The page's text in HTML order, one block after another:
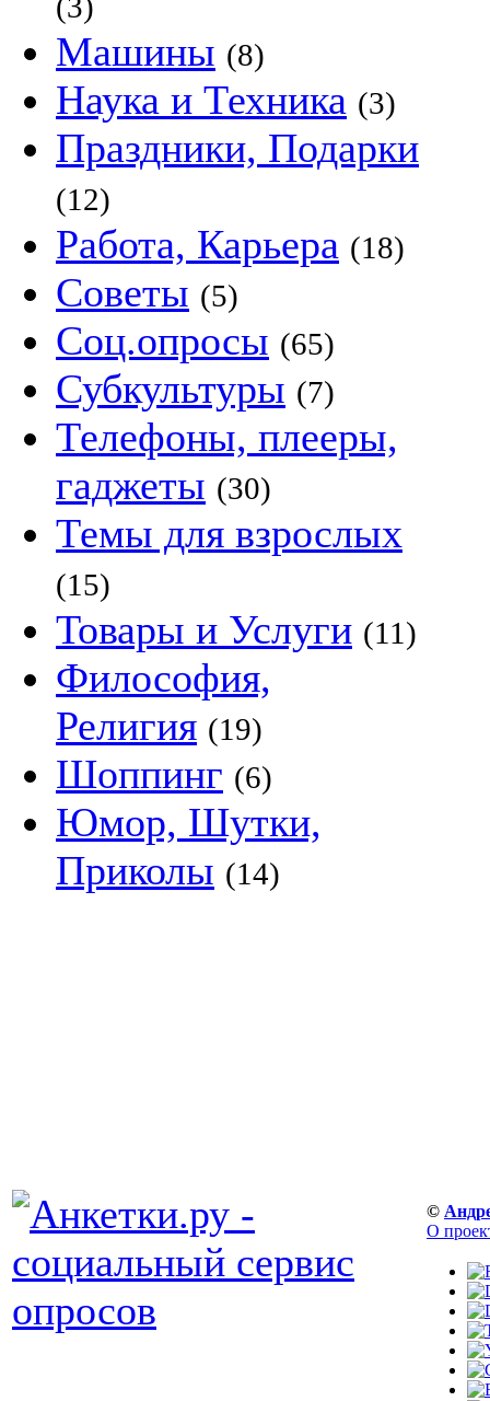
Машины (8)
Наука и Техника (3)
Праздники, Подарки
(12)
Работа, Карьера (18)
Советы (5)
Соц.опросы (65)
Субкультуры (7)
Телефоны, плееры,
гаджеты (30)
Темы для взрослых
(15)
Товары и Услуги (11)
Философия,
Религия (19)
Шоппинг (6)
Юмор, Шутки,
Приколы (14)
©
О